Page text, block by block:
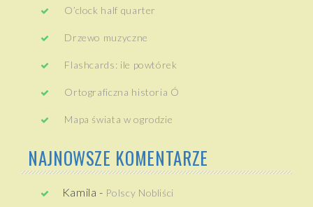
O’clock half quarter
Drzewo muzyczne
Flashcards: ile powtórek
Ortograficzna historia Ó
Mapa świata w ogrodzie
NAJNOWSZE KOMENTARZE
Kamila - Polscy Nobliści